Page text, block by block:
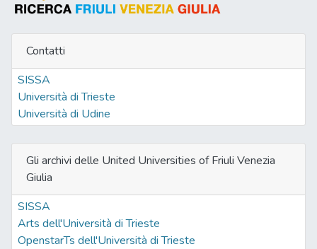
Contatti
SISSA
Università di Trieste
Università di Udine
Gli archivi delle United Universities of Friuli Venezia
Giulia
SISSA
Arts dell'Università di Trieste
OpenstarTs dell'Università di Trieste